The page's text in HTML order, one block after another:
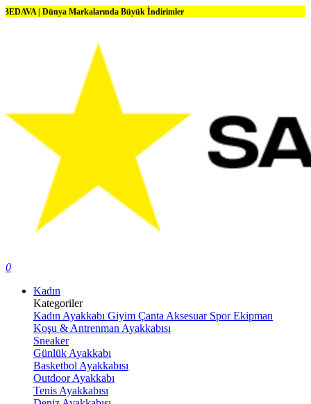
Dünya Markalarında Büyük İndirimler
0
Kadın
Kategoriler
Kadın Ayakkabı Giyim Çanta Aksesuar Spor Ekipman
Koşu & Antrenman Ayakkabısı
Sneaker
Günlük Ayakkabı
Basketbol Ayakkabısı
Outdoor Ayakkabı
Tenis Ayakkabısı